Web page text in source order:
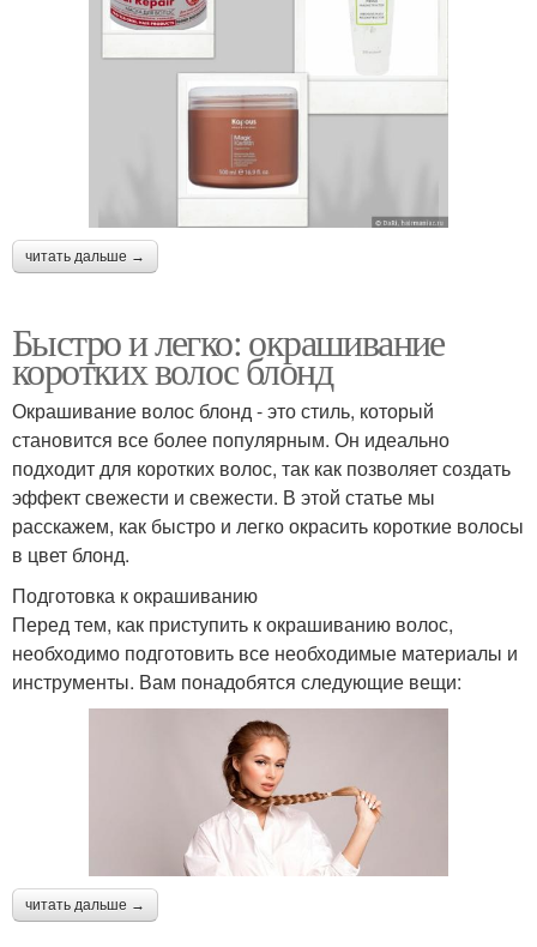
читать дальше →
Быстро и легко: окрашивание
коротких волос блонд
Окрашивание волос блонд - это стиль, который
становится все более популярным. Он идеально
подходит для коротких волос, так как позволяет создать
эффект свежести и свежести. В этой статье мы
расскажем, как быстро и легко окрасить короткие волосы
в цвет блонд.
Подготовка к окрашиванию
Перед тем, как приступить к окрашиванию волос,
необходимо подготовить все необходимые материалы и
инструменты. Вам понадобятся следующие вещи:
читать дальше →